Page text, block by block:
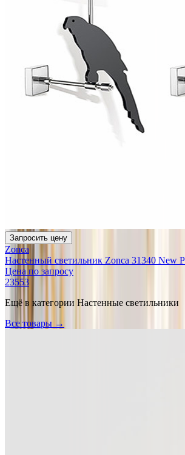
Запросить цену
Zonca
Настенный светильник Zonca 31340 New
Цена по запросу
23553
Ещё в категории Настенные светильники
Все товары →